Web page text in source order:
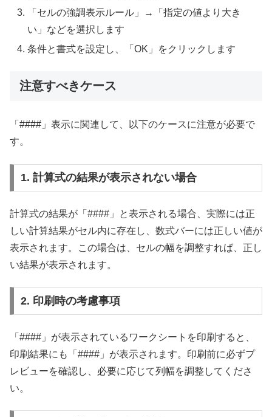
「セルの強調表示ルール」→「指定の値より大き
い」などを選択します
条件と書式を設定し、「OK」をクリックします
注意すべきケース
「####」表示に関連して、以下のケースに注意が必要で
す。
1. 計算式の結果が表示されない場合
計算式の結果が「####」と表示される場合、実際には正
しい計算結果がセル内に存在し、数式バーには正しい値が
表示されます。この場合は、セルの幅を調整すれば、正し
い結果が表示されます。
2. 印刷時の考慮事項
「####」が表示されているワークシートを印刷すると、
印刷結果にも「####」が表示されます。印刷前に必ずプ
レビューを確認し、必要に応じて列幅を調整してくださ
い。